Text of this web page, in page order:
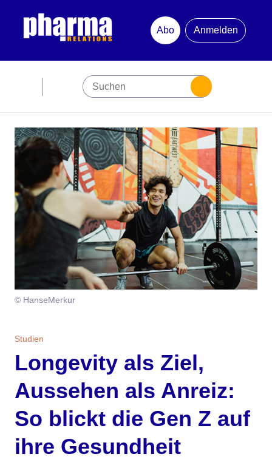
Abo
Anmelden
Premiumpartner
Jubiläum
Newsletter
Themen
Branche
Studien
Digital Health
Aktuelle Ausgabe
Ausgabenarchiv
Abonnement
Kontakt
Team
© HanseMerkur
Studien
Longevity als Ziel,
Aussehen als Anreiz:
So blickt die Gen Z auf
ihre Gesundheit